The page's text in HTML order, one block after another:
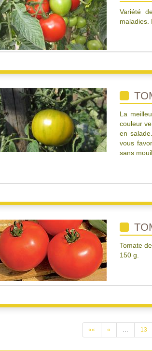
Variété
maladies.
La
couleur
en
vous
sans
Tomate
150 g.
«« « … 13